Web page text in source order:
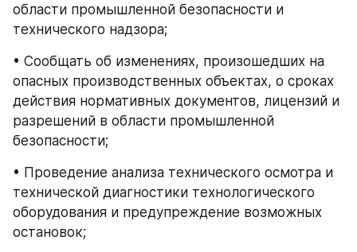
области промышленной безопасности и
технического надзора;
• Сообщать об изменениях, произошедших на
опасных производственных объектах, о сроках
действия нормативных документов, лицензий и
разрешений в области промышленной
безопасности;
• Проведение анализа технического осмотра и
технической диагностики технологического
оборудования и предупреждение возможных
остановок;